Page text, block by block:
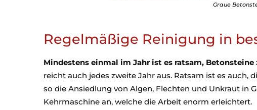
Graue
Regelmäßige Reinigung in
Mindestens einmal im Jahr ist es ratsam, Betonsteine
reicht auch jedes zweite Jahr aus. Ratsam ist es auch,
so die Ansiedlung von Algen, Flechten und Unkraut in
Kehrmaschine an, welche die Arbeit enorm erleichtert.